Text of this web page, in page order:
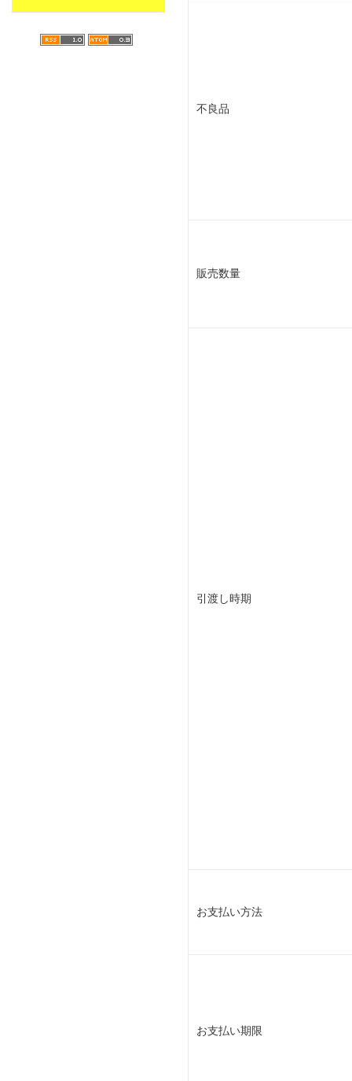
不良品
販売数量
引渡し時期
お支払い方法
お支払い期限